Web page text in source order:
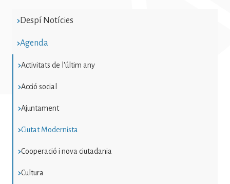
Despí Notícies
Agenda
Activitats de l'últim any
Acció social
Ajuntament
Ciutat Modernista
Cooperació i nova ciutadania
Cultura
Ciutat Modernista Ciutat Modernista
Ciutat Modernista